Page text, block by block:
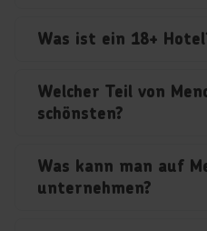
Was ist ein 18+
Welcher Teil von
schönsten?
Was kann man auf
unternehmen?